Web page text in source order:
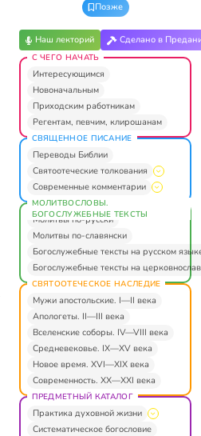
Позже
Наш лекторий Сделано в
С ЧЕГО НАЧАТЬ
Интересующимся
Новоначальным
Приходским работникам
Регентам, певчим, клирошанам
СВЯЩЕННОЕ ПИСАНИЕ
Переводы Библии
Святоотеческие толкования
Современные комментарии
МОЛИТВОСЛОВЫ.
БОГОСЛУЖЕБНЫЕ ТЕКСТЫ
Молитвы по-русски
Молитвы по-славянски
Богослужебные тексты на русском
Богослужебные тексты на
СВЯТООТЕЧЕСКОЕ НАСЛЕДИЕ
Мужи апостольские. I—II века
Апологеты. II—III века
Вселенские соборы. IV—VIII века
Средневековье. IX—XV века
Новое время. XVI—XIX века
Современность. XX—XXI века
ПРЕДМЕТНЫЙ КАТАЛОГ
Практика духовной жизни
Систематическое богословие